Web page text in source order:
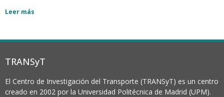
Leer más
TRANSyT
El Centro de Investigación del Transporte (TRANSyT) es un centro
creado en 2002 por la Universidad Politécnica de Madrid (UPM).